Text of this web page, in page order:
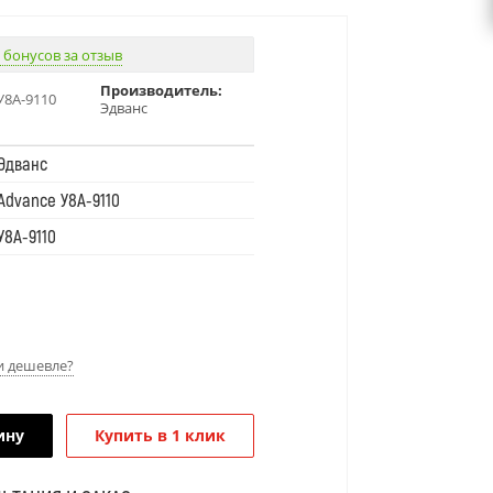
за отзыв
9110
Производитель:
Эдванс
У8А-9110
9110
Купить в 1 клик